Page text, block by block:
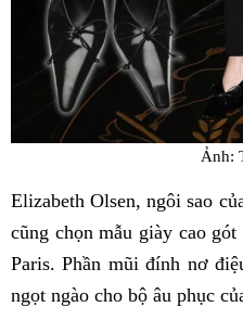
Ảnh:
Elizabeth Olsen, ngôi sao
cũng chọn mẫu giày cao gót
Paris. Phần mũi đính nơ
ngọt ngào cho bộ âu phục